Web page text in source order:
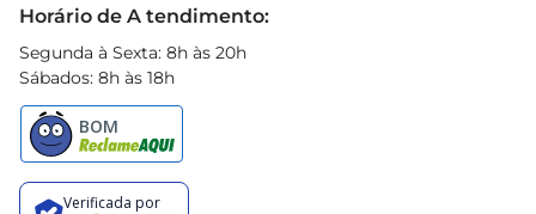
Horário de A tendimento:
Segunda à Sexta: 8h às 20h
Sábados: 8h às 18h